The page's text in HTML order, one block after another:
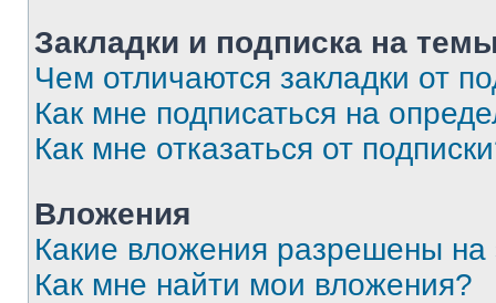
Закладки и подписка на
Чем отличаются закладки от
Как мне подписаться на
Как мне отказаться от
Вложения
Какие вложения разрешены
Как мне найти мои вложения?